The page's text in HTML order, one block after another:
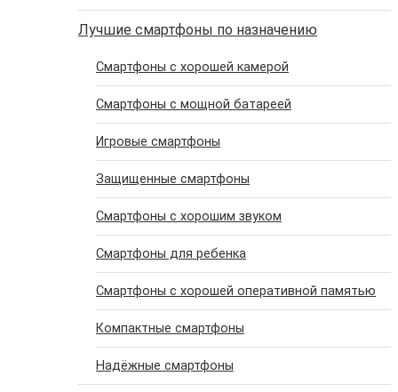
Лучшие смартфоны по назначению
Cмартфоны с хорошей камерой
Cмартфоны с мощной батареей
Игровые смартфоны
Защищенные смартфоны
Смартфоны с хорошим звуком
Cмартфоны для ребенка
Cмартфоны с хорошей оперативной памятью
Компактные смартфоны
Надёжные смартфоны